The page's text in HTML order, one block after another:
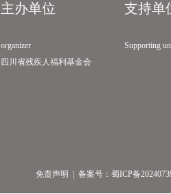
主办单位
organizer
四川省残疾人福利基金会
支持单
Supporting
免责声明 | 备案号： 蜀ICP备